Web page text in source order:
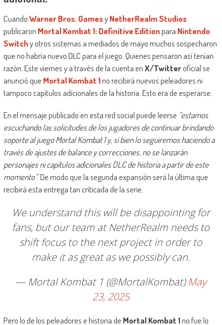
CuandoWarner Bros. GamesyNetherRealm Studios
publicaron Mortal Kombat 1: Definitive Editionpara Nintendo
Switchy otros sistemas a mediados de mayo muchos sospecharon
que no habría nuevo DLC para el juego. Quienes pensaron así tenían
razón. Este viernes y a través de la cuenta enX/Twitteroficial se
anunció que Mortal Kombat 1no recibirá nuevos peleadores ni
tampoco capítulos adicionales de la historia. Esto era de esperarse.
En el mensaje publicado en esta red social puede leerse “estamos
escuchando las solicitudes de los jugadores de continuar brindando
soporte al juego Mortal Kombat 1 y, si bien lo seguiremos haciendo a
través de ajustes de balance y correcciones, no se lanzarán
personajes ni capítulos adicionales DLC de historia a partir de este
momento”. De modo que la segunda expansión será la última que
recibirá esta entrega tan criticada de la serie.
We understand this will be disappointing for
fans, but our team at NetherRealm needs to
shift focus to the next project in order to
make it as great as we possibly can.
— Mortal Kombat 1 (@MortalKombat)May
23, 2025
Pero lo de los peleadores e historia de Mortal Kombat 1no fue lo